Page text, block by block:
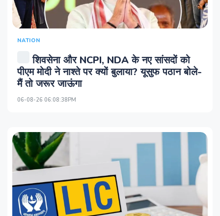
NATION
शिवसेना और NCPI, NDA के नए सांसदों को
पीएम मोदी ने नाश्ते पर क्यों बुलाया? यूसुफ पठान बोले-
मैं तो जरूर जाऊंगा
06-08-26 06:08:38PM